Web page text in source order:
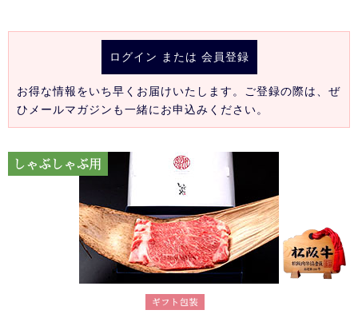
ログイン または 会員登録
お得な情報をいち早くお届けいたします。ご登録の際は、ぜ
ひメールマガジンも一緒にお申込みください。